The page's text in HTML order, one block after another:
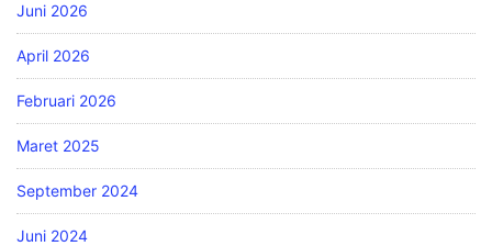
Juni 2026
April 2026
Februari 2026
Maret 2025
September 2024
Juni 2024